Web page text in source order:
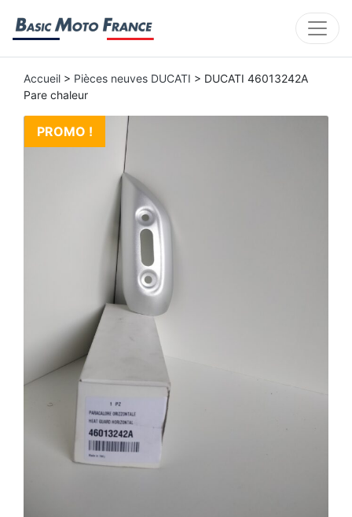
Accueil > Pièces neuves DUCATI > DUCATI 46013242A
Pare chaleur
PROMO !